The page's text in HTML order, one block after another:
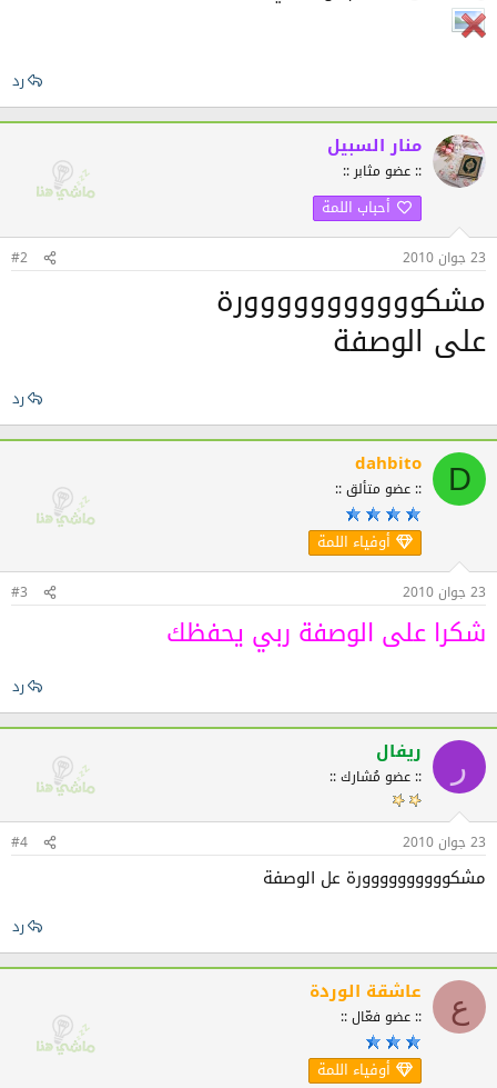
رد
منار السبيل
:: عضو مثابر ::
أحباب اللمة
23 جوان 2010 #2
مشكووووووووووورة
على الوصفة
رد
D
dahbito
:: عضو متألق ::
أوفياء اللمة
23 جوان 2010 #3
شكرا على الوصفة ربي يحفظك
رد
ر ريفال
:: عضو مُشارك ::
23 جوان 2010 #4
مشكوووووووووورة عل الوصفة
رد
ع عاشقة الوردة
:: عضو فعّال ::
أوفياء اللمة